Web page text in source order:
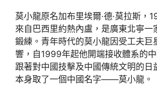
莫小龍原名加布里埃爾·德·莫拉斯，
來自巴西里約熱內盧，是廣東北寧一
鍛練。青年時代的莫小龍因受工夫巨
響，自1999年起他開端接收體系的中
跟著對中國技擊及中國傳統文明的日
本身取了一個中國名字——莫小龍。